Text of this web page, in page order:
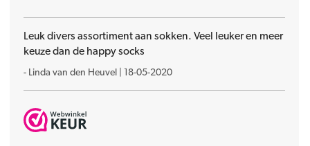
Leuk divers assortiment aan sokken. Veel leuker en meer
keuze dan de happy socks
- Linda van den Heuvel 18-05-2020